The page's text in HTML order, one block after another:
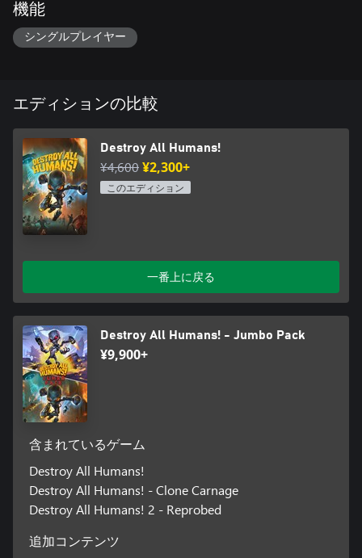
機能
シングルプレイヤー
エディションの比較
Destroy All Humans!
¥4,600¥2,300+
このエディション
一番上に戻る
Destroy All Humans! - Jumbo Pack
¥9,900+
含まれているゲーム
Destroy All Humans!
Destroy All Humans! - Clone Carnage
Destroy All Humans! 2 - Reprobed
追加コンテンツ